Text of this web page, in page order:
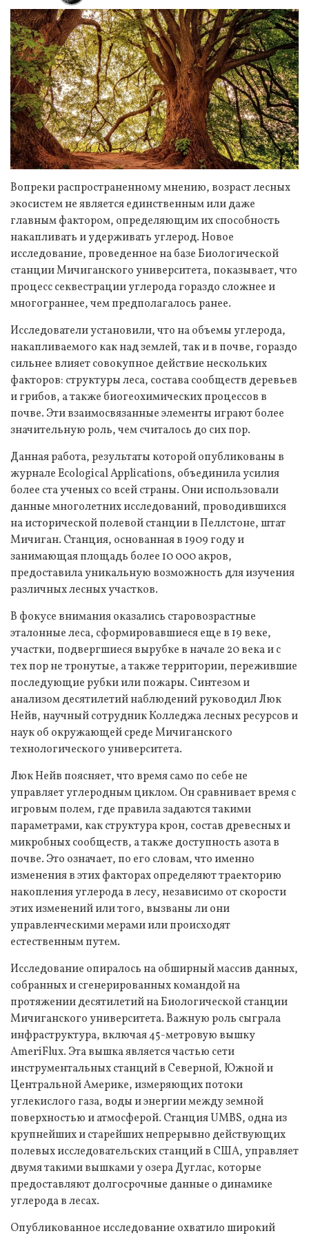
Вопреки распространенному мнению, возраст лесных
экосистем не является единственным или даже
главным фактором, определяющим их способность
накапливать и удерживать углерод. Новое
исследование, проведенное на базе Биологической
станции Мичиганского университета, показывает, что
процесс секвестрации углерода гораздо сложнее и
многограннее, чем предполагалось ранее.
Исследователи установили, что на объемы углерода,
накапливаемого как над землей, так и в почве, гораздо
сильнее влияет совокупное действие нескольких
факторов: структуры леса, состава сообществ деревьев
и грибов, а также биогеохимических процессов в
почве. Эти взаимосвязанные элементы играют более
значительную роль, чем считалось до сих пор.
Данная работа, результаты которой опубликованы в
журнале Ecological Applications, объединила усилия
более ста ученых со всей страны. Они использовали
данные многолетних исследований, проводившихся
на исторической полевой станции в Пеллстоне, штат
Мичиган. Станция, основанная в 1909 году и
занимающая площадь более 10 000 акров,
предоставила уникальную возможность для изучения
различных лесных участков.
В фокусе внимания оказались старовозрастные
эталонные леса, сформировавшиеся еще в 19 веке,
участки, подвергшиеся вырубке в начале 20 века и с
тех пор не тронутые, а также территории, пережившие
последующие рубки или пожары. Синтезом и
анализом десятилетий наблюдений руководил Люк
Нейв, научный сотрудник Колледжа лесных ресурсов и
наук об окружающей среде Мичиганского
технологического университета.
Люк Нейв поясняет, что время само по себе не
управляет углеродным циклом. Он сравнивает время с
игровым полем, где правила задаются такими
параметрами, как структура крон, состав древесных и
микробных сообществ, а также доступность азота в
почве. Это означает, по его словам, что именно
изменения в этих факторах определяют траекторию
накопления углерода в лесу, независимо от скорости
этих изменений или того, вызваны ли они
управленческими мерами или происходят
естественным путем.
Исследование опиралось на обширный массив данных,
собранных и сгенерированных командой на
протяжении десятилетий на Биологической станции
Мичиганского университета. Важную роль сыграла
инфраструктура, включая 45-метровую вышку
AmeriFlux. Эта вышка является частью сети
инструментальных станций в Северной, Южной и
Центральной Америке, измеряющих потоки
углекислого газа, воды и энергии между земной
поверхностью и атмосферой. Станция UMBS, одна из
крупнейших и старейших непрерывно действующих
полевых исследовательских станций в США, управляет
двумя такими вышками у озера Дуглас, которые
предоставляют долгосрочные данные о динамике
углерода в лесах.
Опубликованное исследование охватило широкий